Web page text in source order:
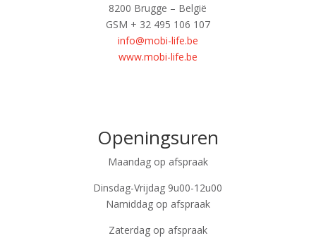
8200 Brugge – België
GSM + 32 495 106 107
info@mobi-life.be
www.mobi-life.be
Openingsuren
Maandag op afspraak
Dinsdag-Vrijdag 9u00-12u00
Namiddag op afspraak
Zaterdag op afspraak